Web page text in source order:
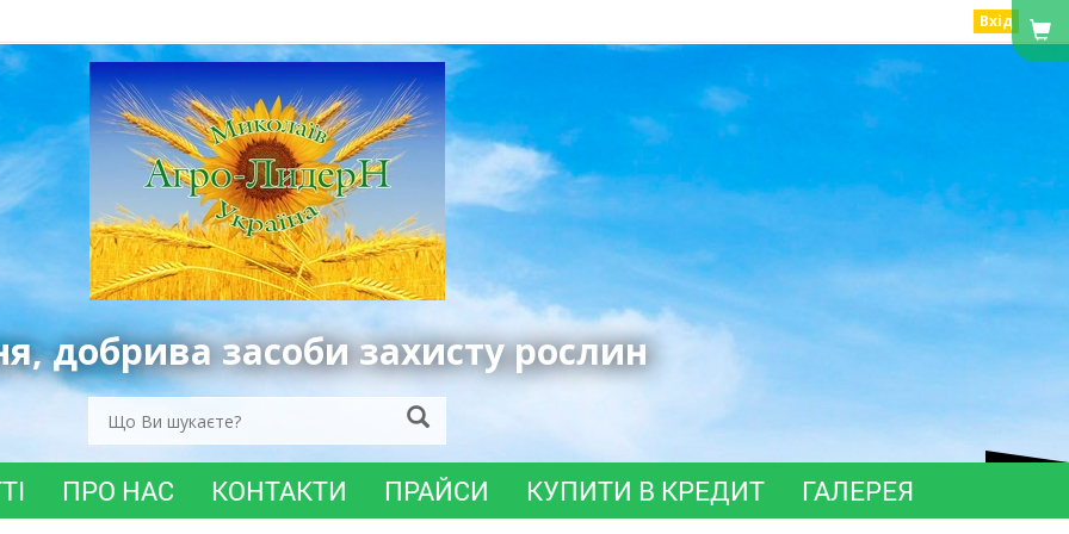
Вхід
добрива засоби захисту рослин
ПРО НАС КОНТАКТИ ПРАЙСИ КУПИТИ В КРЕДИТ ГАЛЕРЕЯ